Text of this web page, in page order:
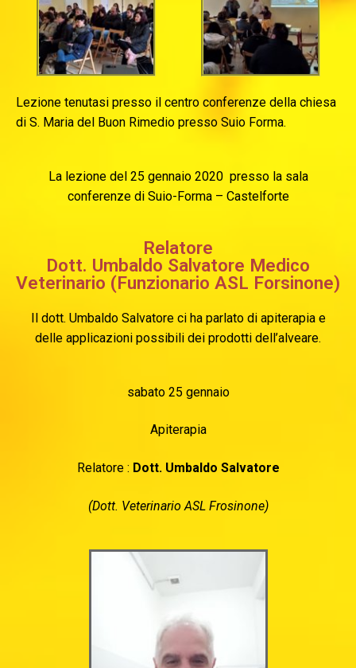
Lezione tenutasi presso il centro conferenze della chiesa
di S. Maria del Buon Rimedio presso Suio Forma.
La lezione del 25 gennaio 2020 presso la sala
conferenze di Suio-Forma – Castelforte
Relatore
Dott. Umbaldo Salvatore Medico
Veterinario (Funzionario ASL Forsinone)
Il dott. Umbaldo Salvatore ci ha parlato di apiterapia e
delle applicazioni possibili dei prodotti dell’alveare.
sabato 25 gennaio
Apiterapia
Relatore : Dott. Umbaldo Salvatore
(Dott. Veterinario ASL Frosinone)